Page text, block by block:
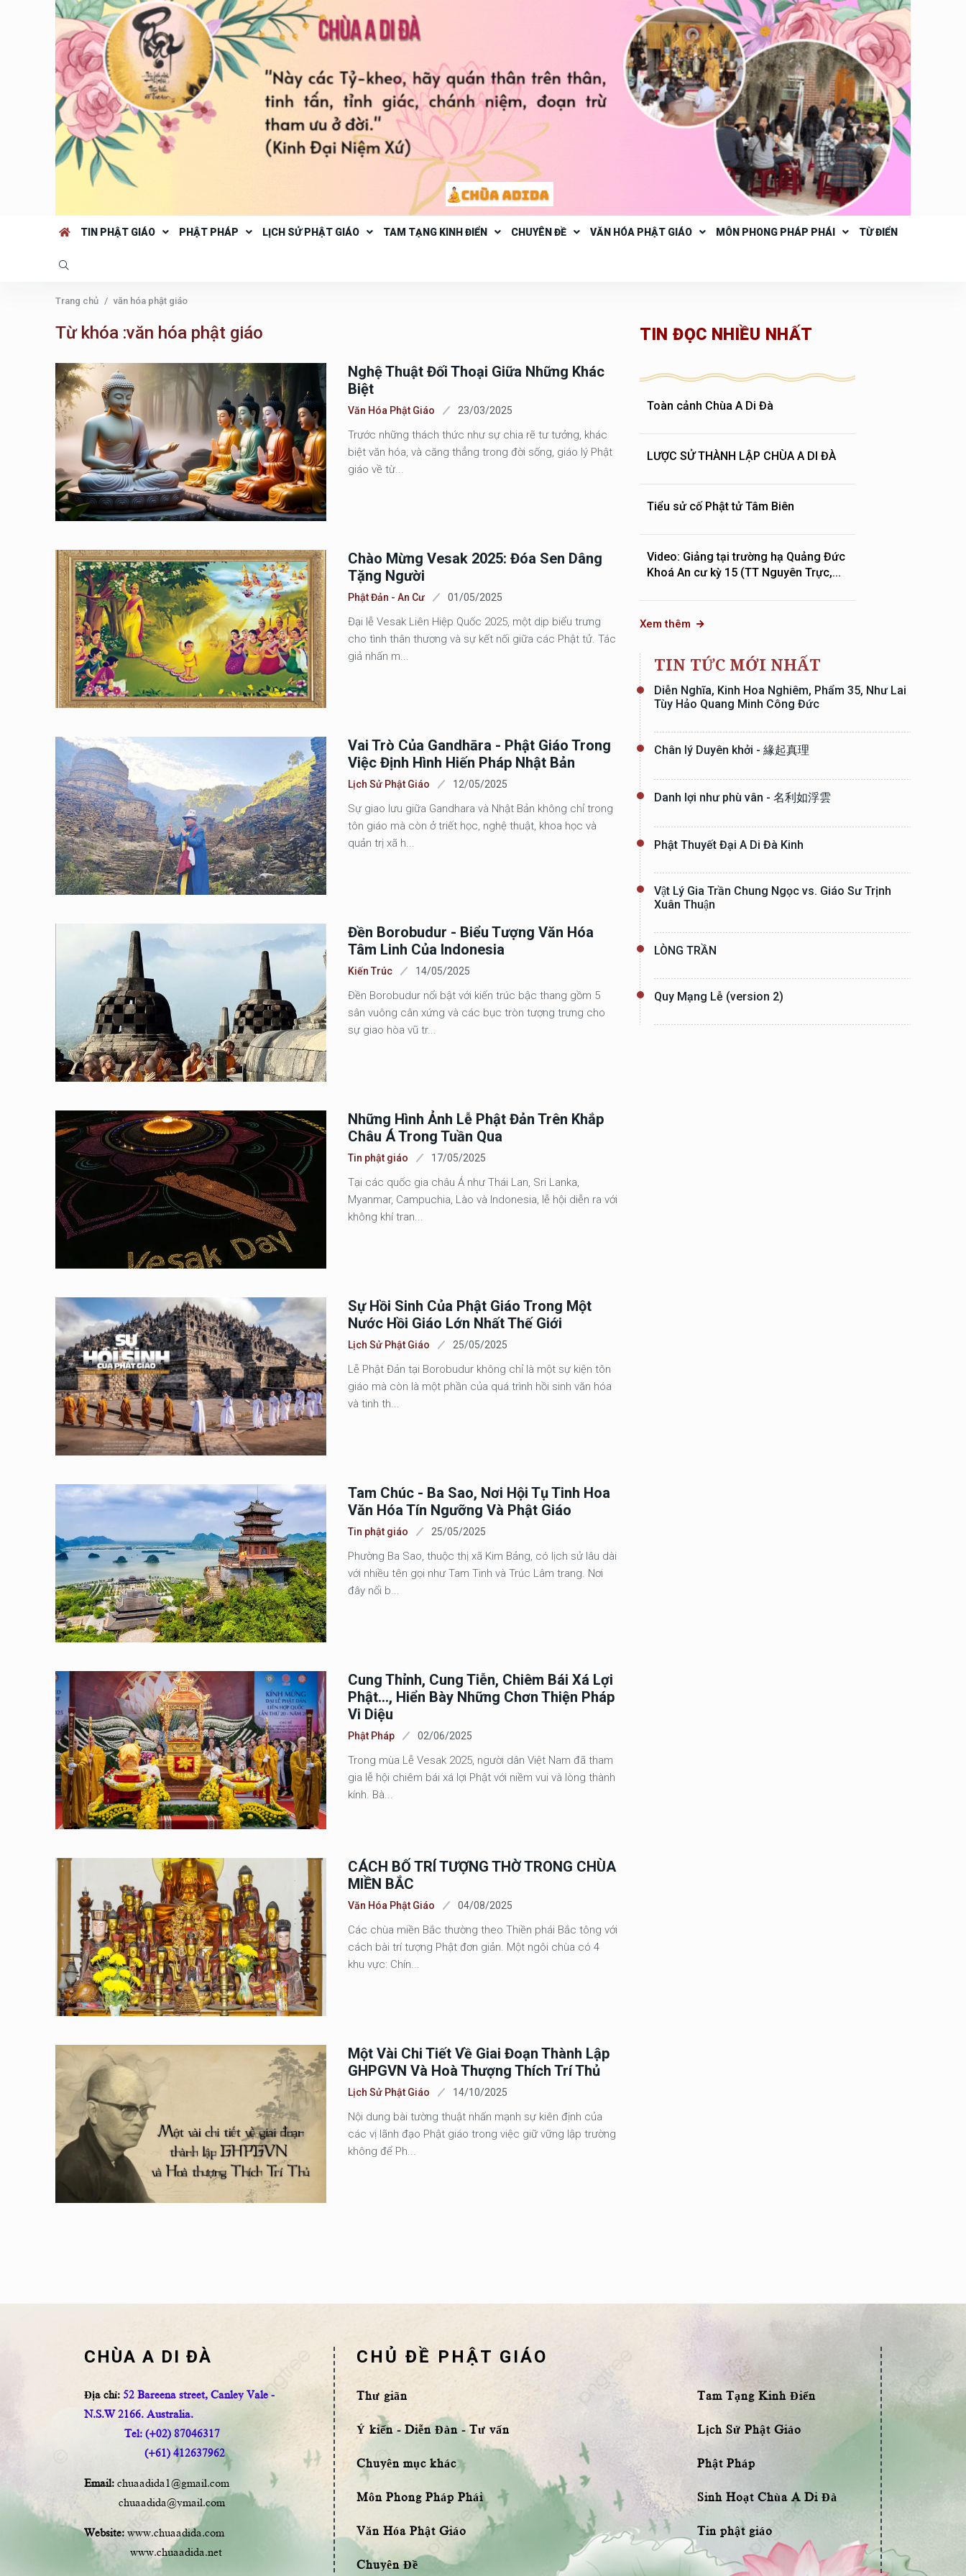
TIN PHẬT GIÁO PHẬT PHÁP LỊCH SỬ PHẬT GIÁO TAM TẠNG KINH ĐIỂN CHUYÊN ĐỀ VĂN HÓA PHẬT GIÁO MÔN PHONG PHÁP PHÁI TỪ ĐIỂN
Trang chủ văn hóa phật giáo
Từ khóa :văn hóa phật giáo
Nghệ Thuật Đối Thoại Giữa Những Khác
Biệt
Văn Hóa Phật Giáo 23/03/2025
Trước những thách thức như sự chia rẽ tư tưởng, khác
biệt văn hóa, và căng thẳng trong đời sống, giáo lý Phật
giáo về từ...
Chào Mừng Vesak 2025: Đóa Sen Dâng
Tặng Người
Phật Đản - An Cư 01/05/2025
Đại lễ Vesak Liên Hiệp Quốc 2025, một dịp biểu trưng
cho tình thân thương và sự kết nối giữa các Phật tử. Tác
giả nhấn m...
Vai Trò Của Gandhāra - Phật Giáo Trong
Việc Định Hình Hiến Pháp Nhật Bản
Lịch Sử Phật Giáo 12/05/2025
Sự giao lưu giữa Gandhara và Nhật Bản không chỉ trong
tôn giáo mà còn ở triết học, nghệ thuật, khoa học và
quản trị xã h...
Đền Borobudur - Biểu Tượng Văn Hóa
Tâm Linh Của Indonesia
Kiến Trúc 14/05/2025
Đền Borobudur nổi bật với kiến trúc bậc thang gồm 5
sân vuông cân xứng và các bục tròn tượng trưng cho
sự giao hòa vũ tr...
Những Hình Ảnh Lễ Phật Đản Trên Khắp
Châu Á Trong Tuần Qua
Tin phật giáo 17/05/2025
Tại các quốc gia châu Á như Thái Lan, Sri Lanka,
Myanmar, Campuchia, Lào và Indonesia, lễ hội diễn ra với
không khí tran...
Sự Hồi Sinh Của Phật Giáo Trong Một
Nước Hồi Giáo Lớn Nhất Thế Giới
Lịch Sử Phật Giáo 25/05/2025
Lễ Phật Đản tại Borobudur không chỉ là một sự kiện tôn
giáo mà còn là một phần của quá trình hồi sinh văn hóa
và tinh th...
Tam Chúc - Ba Sao, Nơi Hội Tụ Tinh Hoa
Văn Hóa Tín Ngưỡng Và Phật Giáo
Tin phật giáo 25/05/2025
Phường Ba Sao, thuộc thị xã Kim Bảng, có lịch sử lâu dài
với nhiều tên gọi như Tam Tinh và Trúc Lâm trang. Nơi
đây nổi b...
Cung Thỉnh, Cung Tiễn, Chiêm Bái Xá Lợi
Phật..., Hiển Bày Những Chơn Thiện Pháp
Vi Diệu
Phật Pháp 02/06/2025
Trong mùa Lễ Vesak 2025, người dân Việt Nam đã tham
gia lễ hội chiêm bái xá lợi Phật với niềm vui và lòng thành
kính. Bà...
CÁCH BỐ TRÍ TƯỢNG THỜ TRONG CHÙA
MIỀN BẮC
Văn Hóa Phật Giáo 04/08/2025
Các chùa miền Bắc thường theo Thiền phái Bắc tông với
cách bài trí tượng Phật đơn giản. Một ngôi chùa có 4
khu vực: Chín...
Một Vài Chi Tiết Về Giai Đoạn Thành Lập
GHPGVN Và Hoà Thượng Thích Trí Thủ
Lịch Sử Phật Giáo 14/10/2025
Nội dung bài tường thuật nhấn mạnh sự kiên định của
các vị lãnh đạo Phật giáo trong việc giữ vững lập trường
không để Ph...
TIN ĐỌC NHIỀU NHẤT
Toàn cảnh Chùa A Di Đà
LƯỢC SỬ THÀNH LẬP CHÙA A DI ĐÀ
Tiểu sử cố Phật tử Tâm Biên
Video: Giảng tại trường hạ Quảng Đức
Khoá An cư kỳ 15 (TT Nguyên Trực,...
Xem thêm
TIN TỨC MỚI NHẤT
Diễn Nghĩa, Kinh Hoa Nghiêm, Phẩm 35, Như Lai
Tùy Hảo Quang Minh Công Đức
Chân lý Duyên khởi - 緣起真理
Danh lợi như phù vân - 名利如浮雲
Phật Thuyết Đại A Di Đà Kinh
Vật Lý Gia Trần Chung Ngọc vs. Giáo Sư Trịnh
Xuân Thuận
LÒNG TRẦN
Quy Mạng Lễ (version 2)
CHÙA A DI ĐÀ
Địa chỉ: 52 Bareena street, Canley Vale -
N.S.W 2166. Australia.
Tel: (+02) 87046317
(+61) 412637962
Email: chuaadida1@gmail.com
chuaadida@ymail.com
Website: www.chuaadida.com
www.chuaadida.net
CHỦ ĐỀ PHẬT GIÁO
Thư giãn
Ý kiến - Diễn Đàn - Tư vấn
Chuyên mục khác
Môn Phong Pháp Phái
Văn Hóa Phật Giáo
Chuyên Đề
Tam Tạng Kinh Điển
Lịch Sử Phật Giáo
Phật Pháp
Sinh Hoạt Chùa A Di Đà
Tin phật giáo